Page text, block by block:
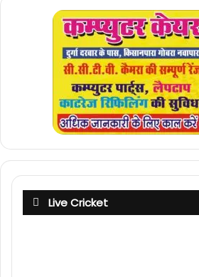
Live Cricket